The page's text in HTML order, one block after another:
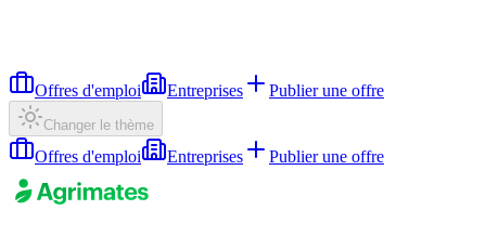
Offres d'emploi Entreprises Publier une offre
Changer le thème
Offres d'emploi Entreprises Publier une offre